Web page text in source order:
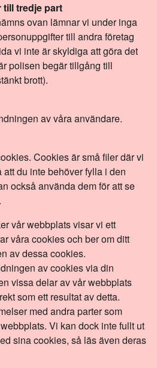
tredje part
ovan lämnar vi under inga
till andra företag
vi inte är skyldiga att göra det
polisen begär tillgång till
brott).
av våra användare.
Cookies är små filer där vi
du inte behöver fylla i den
också använda dem för att se
vår webbplats visar vi ett
våra cookies och ber om ditt
av dessa cookies.
av cookies via din
vissa delar av vår webbplats
som ett resultat av detta.
med andra parter som
Vi kan dock inte fullt ut
sina cookies, så läs även deras